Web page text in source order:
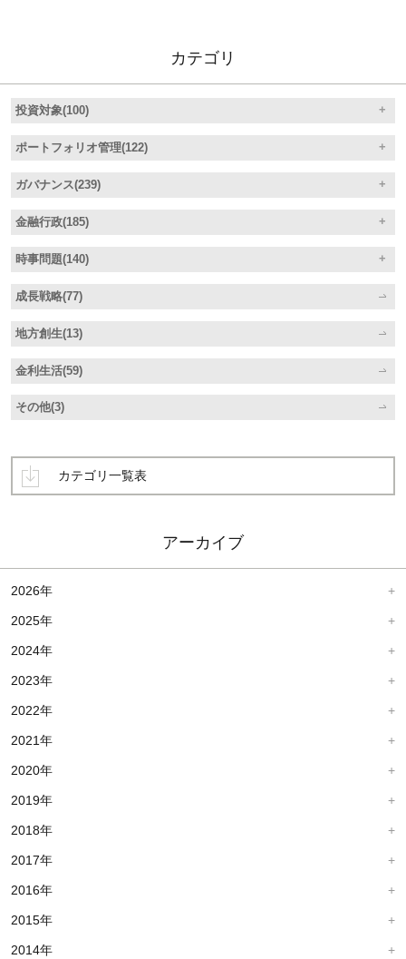
カテゴリ
投資対象(100)
ポートフォリオ管理(122)
ガバナンス(239)
金融行政(185)
時事問題(140)
成長戦略(77)
地方創生(13)
金利生活(59)
その他(3)
カテゴリ一覧表
アーカイブ
2026年
2025年
2024年
2023年
2022年
2021年
2020年
2019年
2018年
2017年
2016年
2015年
2014年